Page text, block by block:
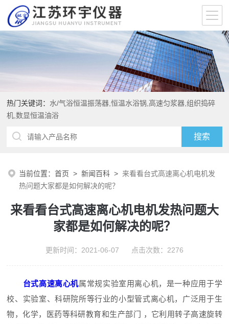
热门关键词： 水/气浴恒温振荡器,恒温水浴锅,高速匀浆器,组织捣碎
机,数显恒温油浴
当前位置：首页 >新闻百科 >来看看台式高速离心机电机发
热问题大家都是如何解决的呢？
来看看台式高速离心机电机发热问题大
家都是如何解决的呢？
更新时间：2021-06-07 点击次数：2276
台式高速离心机属常规实验室用离心机，是一种应用于学
校、实验室、科研院所等行业的小型管式离心机，广泛用于生
物，化学，医药等科研教育和生产部门 ，它利用转子高速旋转